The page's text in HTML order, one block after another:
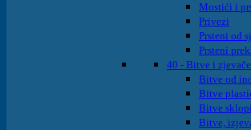
Mostići i
Privezi
Prsteni od
Prsteni
40 - Bitve i zjevače
Bitve od
Bitve
Bitve
Bitve,